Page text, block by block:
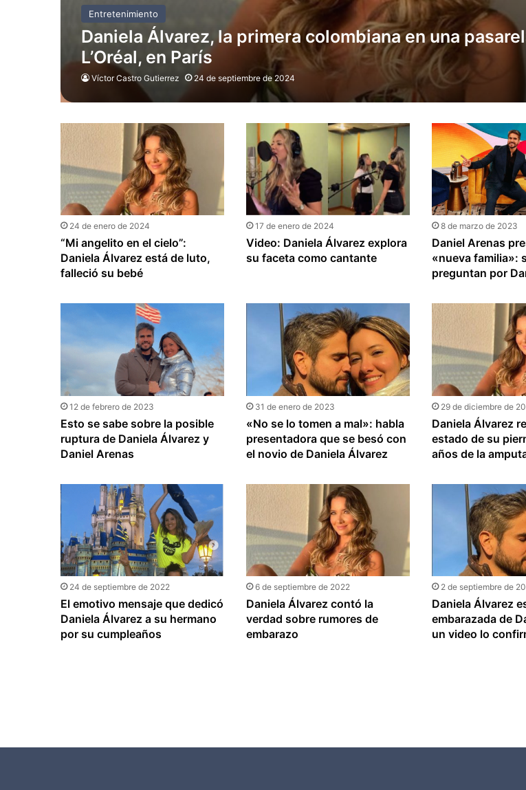
Entretenimiento
Daniela Álvarez, la primera colombiana en una
L’Oréal, en París
Víctor Castro Gutierrez 24 de septiembre de 2024
24 de enero de 2024
“Mi angelito en el cielo”:
Daniela Álvarez está de luto,
falleció su bebé
17 de enero de 2024
Video: Daniela Álvarez explora
su faceta como cantante
8 de marzo de 2023
Daniel Arenas
«nueva familia»:
preguntan por
12 de febrero de 2023
Esto se sabe sobre la posible
ruptura de Daniela Álvarez y
Daniel Arenas
31 de enero de 2023
«No se lo tomen a mal»: habla
presentadora que se besó con
el novio de Daniela Álvarez
29 de diciembre de
Daniela Álvarez
estado de su
años de la
24 de septiembre de 2022
El emotivo mensaje que dedicó
Daniela Álvarez a su hermano
por su cumpleaños
6 de septiembre de 2022
Daniela Álvarez contó la
verdad sobre rumores de
embarazo
2 de septiembre de
Daniela Álvarez
embarazada de
un video lo